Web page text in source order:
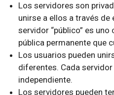
Los servidores son
unirse a ellos a través de
servidor “público” es
pública permanente que
Los usuarios pueden
diferentes. Cada
independiente.
Los servidores pueden